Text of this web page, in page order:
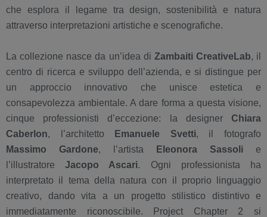
che esplora il legame tra design, sostenibilità e natura
attraverso interpretazioni artistiche e scenografiche.
La collezione nasce da un’idea di Zambaiti CreativeLab, il
centro di ricerca e sviluppo dell’azienda, e si distingue per
un approccio innovativo che unisce estetica e
consapevolezza ambientale. A dare forma a questa visione,
cinque professionisti d’eccezione: la designer Chiara
Caberlon, l’architetto Emanuele Svetti, il fotografo
Massimo Gardone, l’artista Eleonora Sassoli e
l’illustratoreJacopo Ascari. Ogni professionista ha
interpretato il tema della natura con il proprio linguaggio
creativo, dando vita a un progetto stilistico distintivo e
immediatamente riconoscibile. Project Chapter 2 si